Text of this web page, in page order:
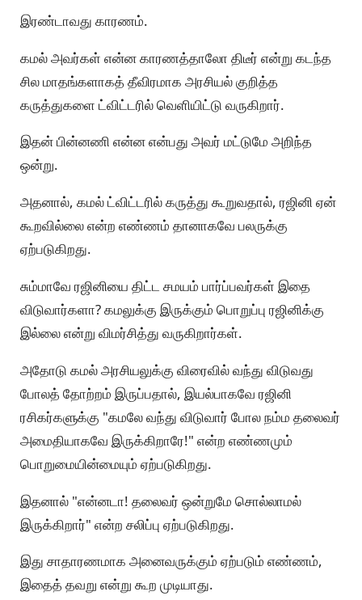
இரண்டாவது காரணம்.
கமல் அவர்கள் என்ன காரணத்தாலோ திடீர் என்று கடந்த
சில மாதங்களாகத் தீவிரமாக அரசியல் குறித்த
கருத்துகளை ட்விட்டரில் வெளியிட்டு வருகிறார்.
இதன் பின்னணி என்ன என்பது அவர் மட்டுமே அறிந்த
ஒன்று.
அதனால், கமல் ட்விட்டரில் கருத்து கூறுவதால், ரஜினி ஏன்
கூறவில்லை என்ற எண்ணம் தானாகவே பலருக்கு
ஏற்படுகிறது.
சும்மாவே ரஜினியை திட்ட சமயம் பார்ப்பவர்கள் இதை
விடுவார்களா? கமலுக்கு இருக்கும் பொறுப்பு ரஜினிக்கு
இல்லை என்று விமர்சித்து வருகிறார்கள்.
அதோடு கமல் அரசியலுக்கு விரைவில் வந்து விடுவது
போலத் தோற்றம் இருப்பதால், இயல்பாகவே ரஜினி
ரசிகர்களுக்கு "கமலே வந்து விடுவார் போல நம்ம தலைவர்
அமைதியாகவே இருக்கிறாரே!" என்ற எண்ணமும்
பொறுமையின்மையும் ஏற்படுகிறது.
இதனால் "என்னடா! தலைவர் ஒன்றுமே சொல்லாமல்
இருக்கிறார்" என்ற சலிப்பு ஏற்படுகிறது.
இது சாதாரணமாக அனைவருக்கும் ஏற்படும் எண்ணம்,
இதைத் தவறு என்று கூற முடியாது.